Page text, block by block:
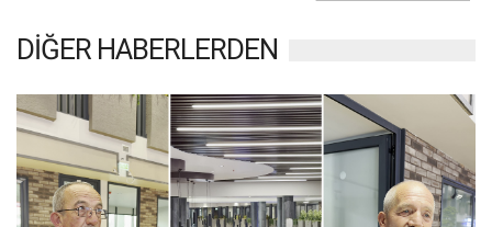
DİĞER HABERLERDEN